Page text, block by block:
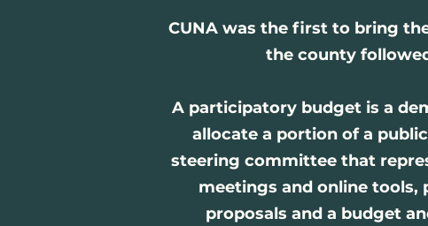
​CUNA was the first to bring
the county
A participatory budget is a
allocate a portion of a
steering committee that
meetings and online tools,
proposals and a budget